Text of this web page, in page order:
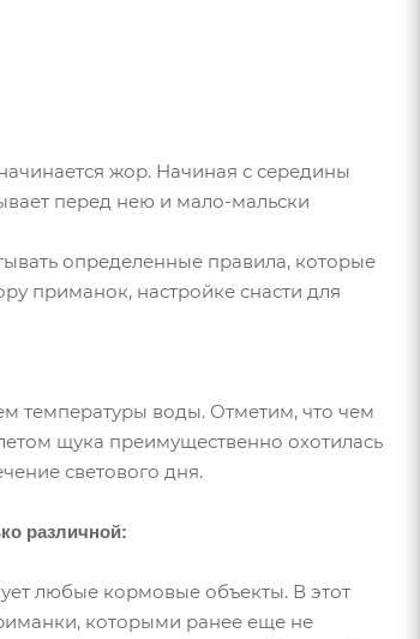
жор. Начиная с середины
перед нею и мало-мальски
определенные правила, которые
приманок, настройке снасти для
температуры воды. Отметим, что чем
щука преимущественно охотилась
светового дня.
различной:
любые кормовые объекты. В этот
которыми ранее еще не